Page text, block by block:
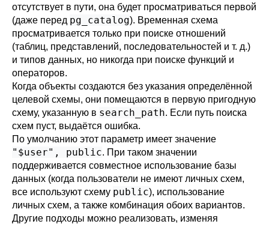
отсутствует в пути, она будет просматриваться первой
(даже перед pg_catalog). Временная схема
просматривается только при поиске отношений
(таблиц, представлений, последовательностей и т. д.)
и типов данных, но никогда при поиске функций и
операторов.
Когда объекты создаются без указания определённой
целевой схемы, они помещаются в первую пригодную
схему, указанную в search_path. Если путь поиска
схем пуст, выдаётся ошибка.
По умолчанию этот параметр имеет значение
"$user", public. При таком значении
поддерживается совместное использование базы
данных (когда пользователи не имеют личных схем,
все используют схему public), использование
личных схем, а также комбинация обоих вариантов.
Другие подходы можно реализовать, изменяя